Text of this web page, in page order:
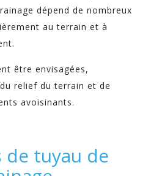
dépend de nombreux
au terrain et à
être envisagées,
relief du terrain et de
avoisinants.
de tuyau de